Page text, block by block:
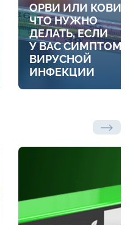
ОРВИ ИЛИ
ЧТО НУЖНО
ДЕЛАТЬ, ЕСЛИ
У ВАС
ВИРУСНОЙ
ИНФЕКЦИИ